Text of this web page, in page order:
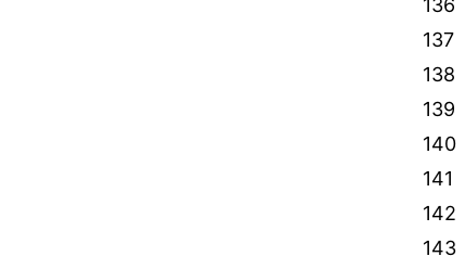
137
138
139
140
141
142
143